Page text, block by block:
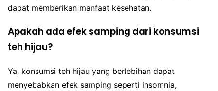
dapat memberikan manfaat kesehatan.
Apakah ada efek samping dari konsumsi
teh hijau?
Ya, konsumsi teh hijau yang berlebihan dapat
menyebabkan efek samping seperti insomnia,